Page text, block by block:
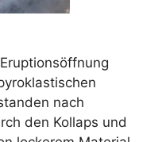
nach
den Kollaps und